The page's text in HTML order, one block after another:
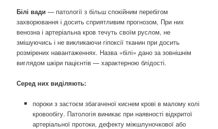
Білі вади— патології з більш спокійним перебігом
захворювання і досить сприятливим прогнозом, При них
венозна і артеріальна кров течуть своїм руслом, не
змішуючись і не викликаючи гіпоксії тканин при досить
розмірених навантаженнях. Назва «білі» дано за зовнішнім
виглядом шкіри пацієнтів — характерною блідості.
Серед них виділяють:
пороки з застоєм збагаченої киснем крові в малому колі
кровообігу. Патологія виникає при наявності відкритої
артеріальної протоки, дефекту міжшлуночкової або